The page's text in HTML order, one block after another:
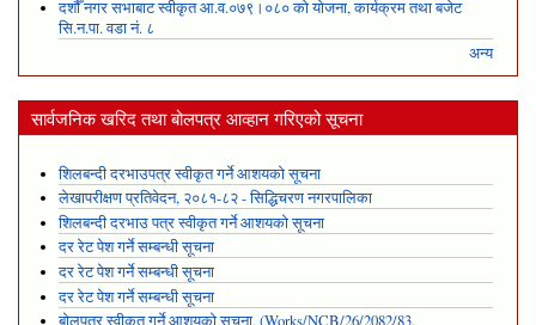
दशौँ नगर सभाबाट स्वीकृत आ.व.०७९।०८० को योजना, कार्यक्रम तथा बजेट
सि.न.पा. वडा नं. ८
अन्य
सार्वजनिक खरिद तथा बोलपत्र आव्हान गरिएको सूचना
शिलबन्दी दरभाउपत्र स्वीकृत गर्ने आशयको सूचना
लेखापरीक्षण प्रतिवेदन, २०८१-८२ - सिद्धिचरण नगरपालिका
शिलबन्दी दरभाउ पत्र स्वीकृत गर्ने आशयको सूचना
दर रेट पेश गर्ने सम्बन्धी सूचना
दर रेट पेश गर्ने सम्बन्धी सूचना
दर रेट पेश गर्ने सम्बन्धी सूचना
बोलपत्र स्वीकृत गर्ने आशयको सूचना, (Works/NCB/26/2082/83,